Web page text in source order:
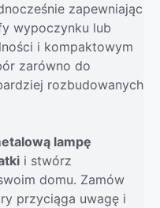
zapewniając
wypoczynku lub
i kompaktowym
zarówno do
rozbudowanych
lampę
i stwórz
domu. Zamów
przyciąga uwagę i